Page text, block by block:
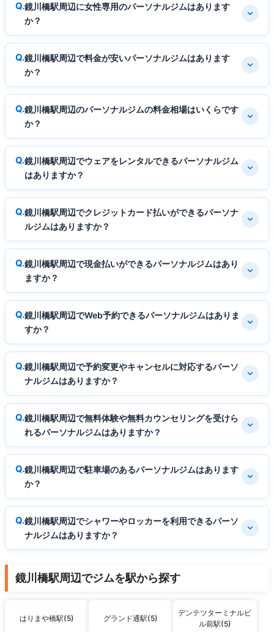
鏡川橋駅周辺に女性専用のパーソナルジムはあります
か？
鏡川橋駅周辺で料金が安いパーソナルジムはあります
か？
鏡川橋駅周辺のパーソナルジムの料金相場はいくらです
か？
鏡川橋駅周辺でウェアをレンタルできるパーソナルジム
はありますか？
鏡川橋駅周辺でクレジットカード払いができるパーソナ
ルジムはありますか？
鏡川橋駅周辺で現金払いができるパーソナルジムはあり
ますか？
鏡川橋駅周辺でWeb予約できるパーソナルジムはありま
すか？
鏡川橋駅周辺で予約変更やキャンセルに対応するパーソ
ナルジムはありますか？
鏡川橋駅周辺で無料体験や無料カウンセリングを受けら
れるパーソナルジムはありますか？
鏡川橋駅周辺で駐車場のあるパーソナルジムはあります
か？
鏡川橋駅周辺でシャワーやロッカーを利用できるパーソ
ナルジムはありますか？
鏡川橋駅周辺でジムを駅から探す
はりまや橋駅(5) グランド通駅(5)
デンテツターミナルビ
ル前駅(5)